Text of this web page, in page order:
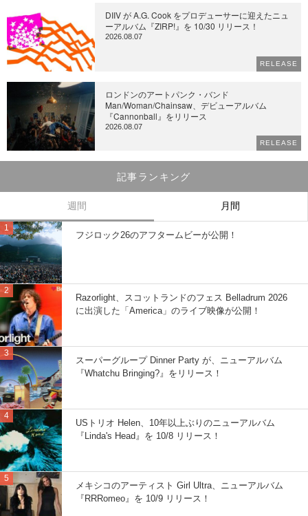
DIIV が A.G. Cook をプロデューサーに迎えたニュ
ーアルバム『ZIRP!』を 10/30 リリース！
2026.08.07
RELEASE
ロンドンのアートパンク・バンド
Man/Woman/Chainsaw、デビューアルバム
『Cannonball』をリリース
2026.08.07
RELEASE
記事ランキング
週間 月間
フジロック26のアフタームビーが公開！
Razorlight、スコットランドのフェス Belladrum 2026
に出演した「America」のライブ映像が公開！
スーパーグループ Dinner Party が、ニューアルバム
『Whatchu Bringing?』をリリース！
USトリオ Helen、10年以上ぶりのニューアルバム
『Linda's Head』を 10/8 リリース！
メキシコのアーティスト Girl Ultra、ニューアルバム
『RRRomeo』を 10/9 リリース！